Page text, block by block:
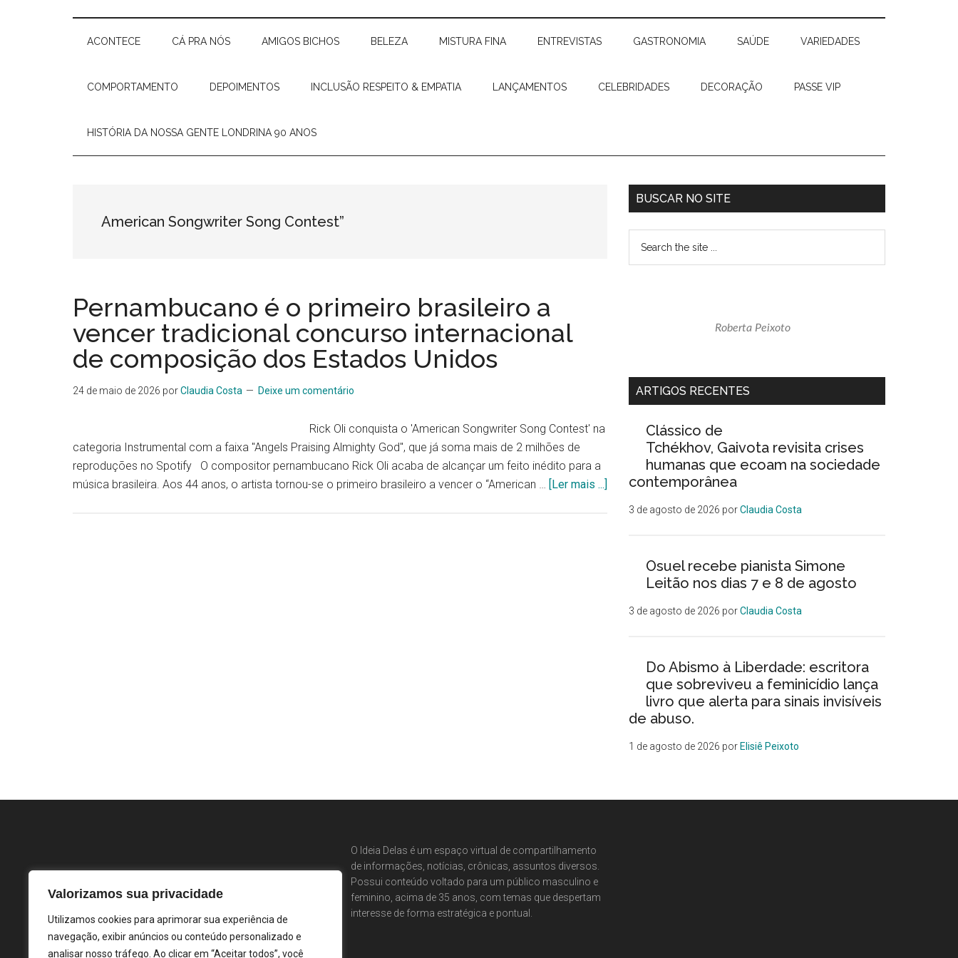
Valorizamos sua privacidade
Utilizamos cookies para aprimorar sua experiência de
navegação, exibir anúncios ou conteúdo personalizado e
analisar nosso tráfego. Ao clicar em “Aceitar todos”, você
Delas
Peixoto
ACONTECE CÁ PRA NÓS AMIGOS BICHOS BELEZA MISTURA FINA ENTREVISTAS GASTRONOMIA SAÚDE VARIEDADES
COMPORTAMENTO DEPOIMENTOS INCLUSÃO RESPEITO & EMPATIA LANÇAMENTOS CELEBRIDADES DECORAÇÃO PASSE VIP
HISTÓRIA DA NOSSA GENTE LONDRINA 90 ANOS
American Songwriter Song Contest”
Pernambucano é o primeiro brasileiro a
vencer tradicional concurso internacional
de composição dos Estados Unidos
24 de maio de 2026 porClaudia Costa Deixe um comentário
Rick Oli conquista o 'American Songwriter Song Contest' na
categoria Instrumental com a faixa "Angels Praising Almighty God", que já soma mais de 2 milhões de
reproduções no Spotify O compositor pernambucano Rick Oli acaba de alcançar um feito inédito para a
música brasileira. Aos 44 anos, o artista tornou-se o primeiro brasileiro a vencer o “American … [Ler mais ...]
BUSCAR NO SITE
Roberta Peixoto
ARTIGOS RECENTES
Clássico de
Tchékhov, Gaivota revisita crises
humanas que ecoam na sociedade
contemporânea
3 de agosto de 2026 porClaudia Costa
Osuel recebe pianista Simone
Leitão nos dias 7 e 8 de agosto
3 de agosto de 2026 porClaudia Costa
Do Abismo à Liberdade: escritora
que sobreviveu a feminicídio lança
livro que alerta para sinais invisíveis
de abuso.
1 de agosto de 2026 por Elisiê Peixoto
O Ideia Delas é um espaço virtual de compartilhamento
de informações, notícias, crônicas, assuntos diversos.
Possui conteúdo voltado para um público masculino e
feminino, acima de 35 anos, com temas que despertam
interesse de forma estratégica e pontual.